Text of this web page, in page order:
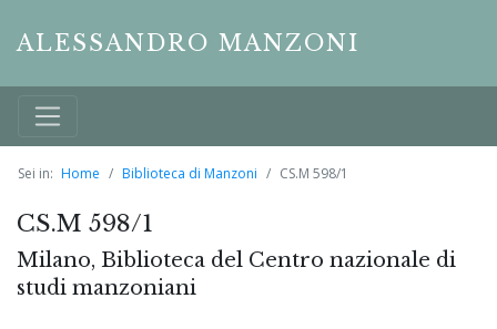
ALESSANDRO MANZONI
Sei in: Home Biblioteca di Manzoni CS.M 598/1
CS.M 598/1
Milano, Biblioteca del Centro nazionale di
studi manzoniani